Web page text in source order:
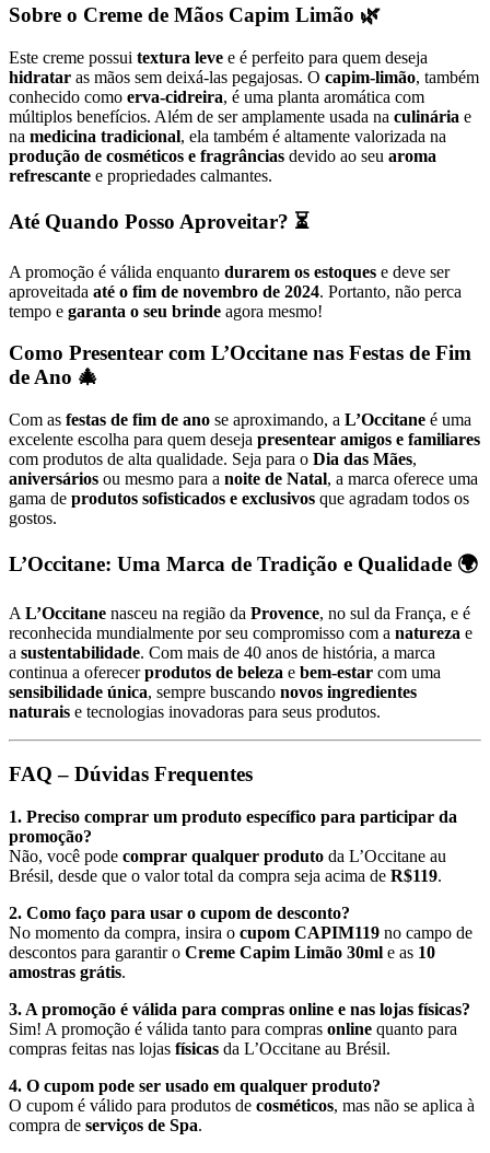
Sobre o Creme de Mãos Capim Limão 🌿
Este creme possui textura leve e é perfeito para quem deseja
hidratar as mãos sem deixá-las pegajosas. O capim-limão, também
conhecido como erva-cidreira, é uma planta aromática com
múltiplos benefícios. Além de ser amplamente usada na culinária e
na medicina tradicional, ela também é altamente valorizada na
produção de cosméticos e fragrâncias devido ao seu aroma
refrescante e propriedades calmantes.
Até Quando Posso Aproveitar? ⏳
A promoção é válida enquanto durarem os estoques e deve ser
aproveitada até o fim de novembro de 2024. Portanto, não perca
tempo e garanta o seu brinde agora mesmo!
Como Presentear com L’Occitane nas Festas de Fim
de Ano 🎄
Com as festas de fim de ano se aproximando, a L’Occitane é uma
excelente escolha para quem deseja presentear amigos e familiares
com produtos de alta qualidade. Seja para o Dia das Mães,
aniversários ou mesmo para a noite de Natal, a marca oferece uma
gama de produtos sofisticados e exclusivos que agradam todos os
gostos.
L’Occitane: Uma Marca de Tradição e Qualidade 🌍
AL’Occitane nasceu na região da Provence, no sul da França, e é
reconhecida mundialmente por seu compromisso com a natureza e
a sustentabilidade. Com mais de 40 anos de história, a marca
continua a oferecerprodutos de beleza e bem-estar com uma
sensibilidade única, sempre buscando novos ingredientes
naturais e tecnologias inovadoras para seus produtos.
FAQ – Dúvidas Frequentes
1. Preciso comprar um produto específico para participar da
promoção?
Não, você pode comprar qualquer produto da L’Occitane au
Brésil, desde que o valor total da compra seja acima de R$119.
2. Como faço para usar o cupom de desconto?
No momento da compra, insira o cupom CAPIM119 no campo de
descontos para garantir o Creme Capim Limão 30ml e as 10
amostras grátis.
3. A promoção é válida para compras online e nas lojas físicas?
Sim! A promoção é válida tanto para compras online quanto para
compras feitas nas lojas físicas da L’Occitane au Brésil.
4. O cupom pode ser usado em qualquer produto?
O cupom é válido para produtos de cosméticos, mas não se aplica à
compra de serviços de Spa.